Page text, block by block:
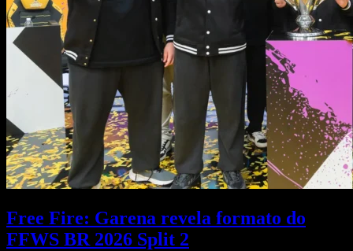
Free Fire: Garena revela formato do
FFWS BR 2026 Split 2